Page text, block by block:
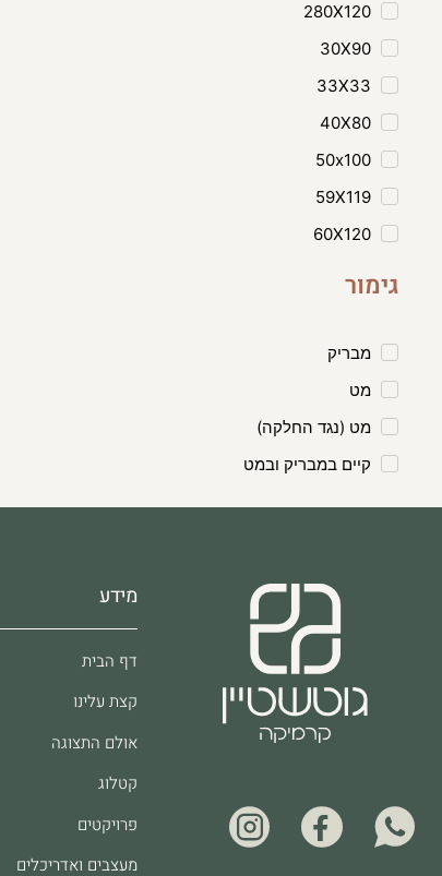
280X120
30X90
33X33
40X80
50x100
59X119
60X120
גימור
מבריק
מט
מט (נגד החלקה)
קיים במבריק ובמט
מידע
דף הבית
קצת עלינו
אולם התצוגה
קטלוג
פרויקטים
מעצבים ואדריכלים